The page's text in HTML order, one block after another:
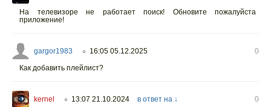
На телевизоре не работает поиск! Обновите пожалуйста
приложение!
gargor1983 ○ 16:05 05.12.2025
0
Как добавить плейлист?
kernel ○ 13:07 21.10.2024 в ответ на ↓
0